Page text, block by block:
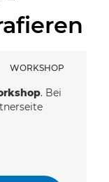
WORKSHOP
. Bei